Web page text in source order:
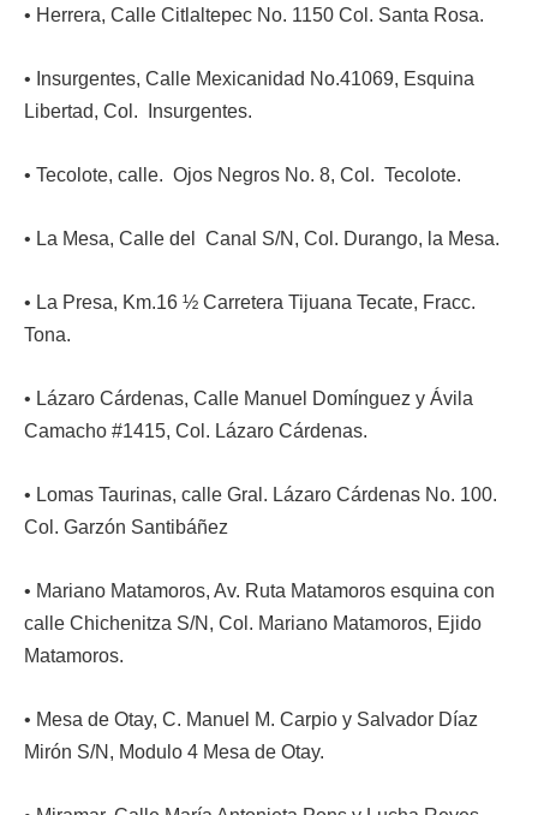
• Herrera, Calle Citlaltepec No. 1150 Col. Santa Rosa.
• Insurgentes, Calle Mexicanidad No.41069, Esquina
Libertad, Col. Insurgentes.
• Tecolote, calle. Ojos Negros No. 8, Col. Tecolote.
• La Mesa, Calle del Canal S/N, Col. Durango, la Mesa.
• La Presa, Km.16 ½ Carretera Tijuana Tecate, Fracc.
Tona.
• Lázaro Cárdenas, Calle Manuel Domínguez y Ávila
Camacho #1415, Col. Lázaro Cárdenas.
• Lomas Taurinas, calle Gral. Lázaro Cárdenas No. 100.
Col. Garzón Santibáñez
• Mariano Matamoros, Av. Ruta Matamoros esquina con
calle Chichenitza S/N, Col. Mariano Matamoros, Ejido
Matamoros.
• Mesa de Otay, C. Manuel M. Carpio y Salvador Díaz
Mirón S/N, Modulo 4 Mesa de Otay.